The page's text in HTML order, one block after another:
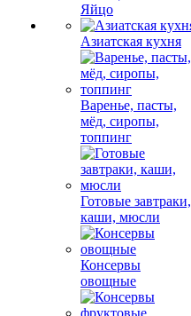
Яйцо
Азиатская кухня
Варенье, пасты,
мёд, сиропы,
топпинг
Готовые завтраки,
каши, мюсли
Консервы
овощные